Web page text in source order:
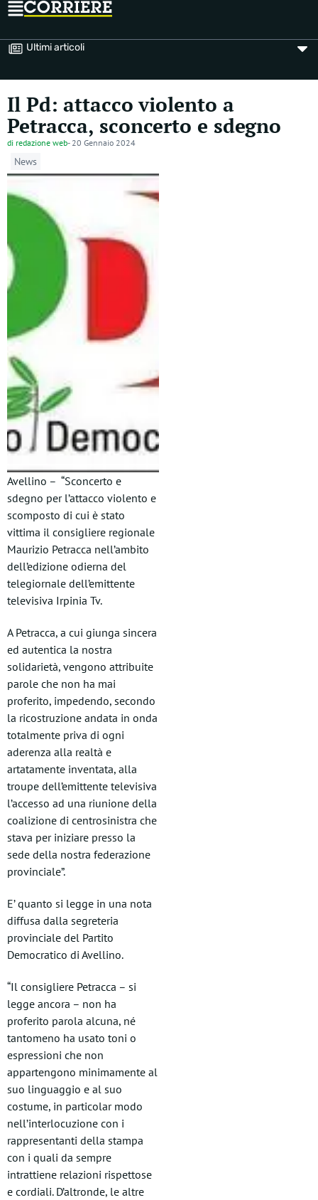
Ultimi articoli
Il Pd: attacco violento a
Petracca, sconcerto e sdegno
di redazione web- 20 Gennaio 2024
News
Avellino – “Sconcerto e
sdegno per l’attacco violento e
scomposto di cui è stato
vittima il consigliere regionale
Maurizio Petracca nell’ambito
dell’edizione odierna del
telegiornale dell’emittente
televisiva Irpinia Tv.
A Petracca, a cui giunga sincera
ed autentica la nostra
solidarietà, vengono attribuite
parole che non ha mai
proferito, impedendo, secondo
la ricostruzione andata in onda
totalmente priva di ogni
aderenza alla realtà e
artatamente inventata, alla
troupe dell’emittente televisiva
l’accesso ad una riunione della
coalizione di centrosinistra che
stava per iniziare presso la
sede della nostra federazione
provinciale”.
E’ quanto si legge in una nota
diffusa dalla segreteria
provinciale del Partito
Democratico di Avellino.
“Il consigliere Petracca – si
legge ancora – non ha
proferito parola alcuna, né
tantomeno ha usato toni o
espressioni che non
appartengono minimamente al
suo linguaggio e al suo
costume, in particolar modo
nell’interlocuzione con i
rappresentanti della stampa
con i quali da sempre
intrattiene relazioni rispettose
e cordiali. D’altronde, le altre